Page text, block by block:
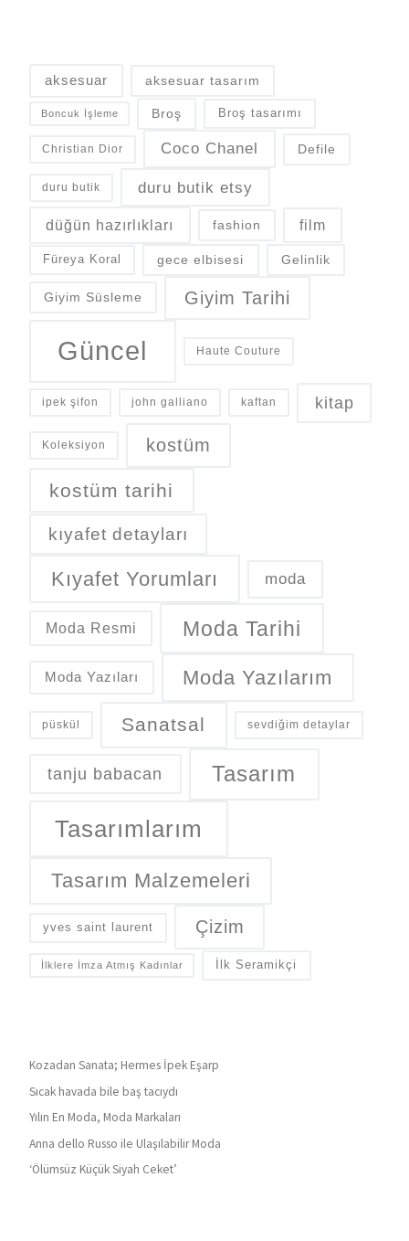
aksesuar aksesuar tasarım
Boncuk İşleme Broş Broş tasarımı
Christian Dior Coco Chanel Defile
duru butik duru butik etsy
düğün hazırlıkları fashion film
Füreya Koral gece elbisesi Gelinlik
Giyim Süsleme Giyim Tarihi
Güncel Haute Couture
ipek şifon john galliano kaftan kitap
Koleksiyon kostüm
kostüm tarihi
kıyafet detayları
Kıyafet Yorumları moda
Moda Resmi Moda Tarihi
Moda Yazıları Moda Yazılarım
püskül Sanatsal sevdiğim detaylar
tanju babacan Tasarım
Tasarımlarım
Tasarım Malzemeleri
yves saint laurent Çizim
İlklere İmza Atmış Kadınlar İlk Seramikçi
Kozadan Sanata; Hermes İpek Eşarp
Sıcak havada bile baş tacıydı
Yılın En Moda, Moda Markaları
Anna dello Russo ile Ulaşılabilir Moda
‘Ölümsüz Küçük Siyah Ceket’